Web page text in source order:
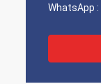
WhatsApp :